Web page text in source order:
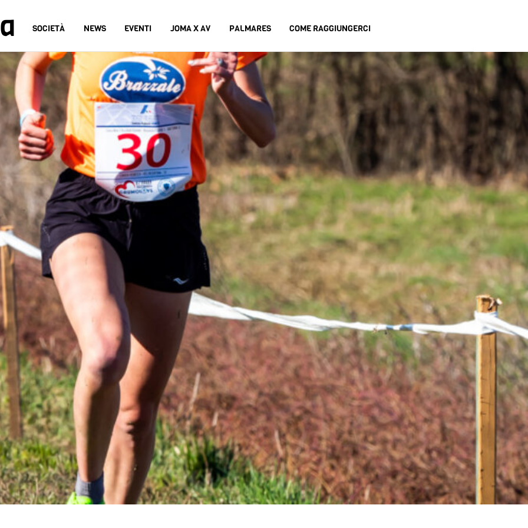
SOCIETÀ NEWS EVENTI JOMA X AV PALMARES COME RAGGIUNGERCI